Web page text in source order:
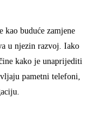
kao buduće zamjene
u njezin razvoj. Iako
kako je unaprijediti
pametni telefoni,